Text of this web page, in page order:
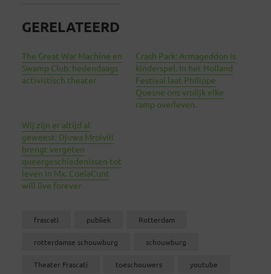
GERELATEERD
The Great War Machine en
Swamp Club: hedendaags
activistisch theater
Crash Park: Armageddon is
kinderspel. In het Holland
Festival laat Philippe
Quesne ons vrolijk elke
ramp overleven.
Wij zijn er altijd al
geweest: Djuwa Mroivili
brengt vergeten
queergeschiedenissen tot
leven in Mx. CoelaCunt
will live forever
frascati publiek Rotterdam
rotterdamse schouwburg schouwburg
Theater Frascati toeschouwers youtube